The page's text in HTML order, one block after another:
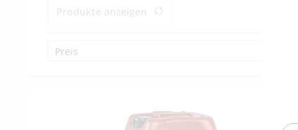
Produkte anzeigen
Preis